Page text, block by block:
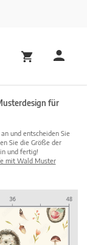
für
und entscheiden Sie
Sie die Größe der
und fertig!
mit Wald Muster